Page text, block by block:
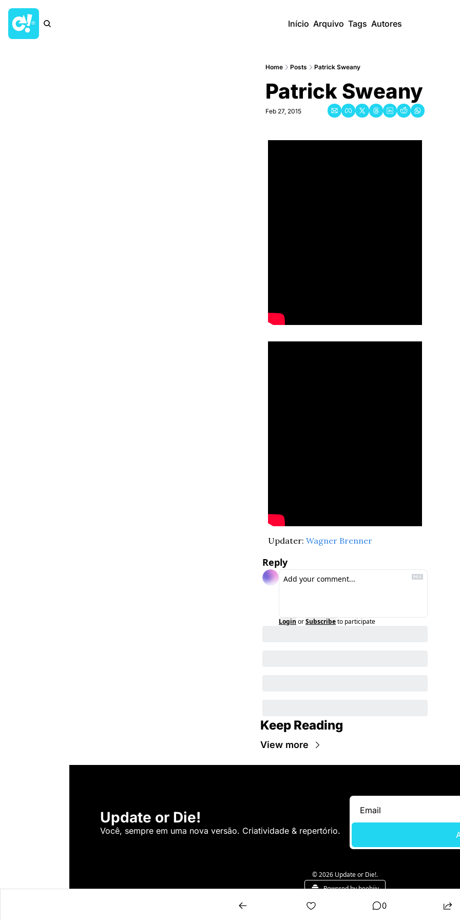
Início Arquivo Tags Autores
Home Posts Patrick Sweany
Patrick Sweany
Feb 27, 2015
Updater: Wagner Brenner
Reply
Login orSubscribeto participate
Keep Reading
View more
Update or Die!
Você, sempre em uma nova versão. Criatividade & repertório.
© 2026 Update or Die!.
Powered by beehiiv
0